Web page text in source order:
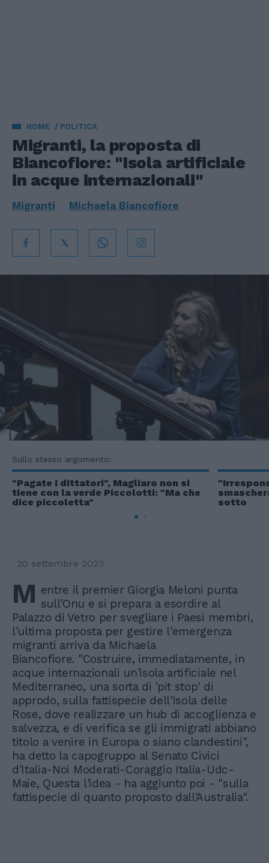
HOME POLITICA
Migranti, la proposta di
Biancofiore: "Isola artificiale
in acque internazionali"
Migranti Michaela Biancofiore
Sullo stesso argomento:
"Pagate i dittatori", Magliaro non si
tiene con la verde Piccolotti: "Ma che
dice piccoletta"
sotto
20 settembre 2023
M entre il premier Giorgia Meloni punta
sull'Onu e si prepara a esordire al
Palazzo di Vetro per svegliare i Paesi membri,
l'ultima proposta per gestire l'emergenza
migranti arriva da Michaela
Biancofiore. "Costruire, immediatamente, in
acque internazionali un'isola artificiale nel
Mediterraneo, una sorta di 'pit stop' di
approdo, sulla fattispecie dell'Isola delle
Rose, dove realizzare un hub di accoglienza e
salvezza, e di verifica se gli immigrati abbiano
titolo a venire in Europa o siano clandestini",
ha detto la capogruppo al Senato Civici
d'Italia-Noi Moderati-Coraggio Italia-Udc-
Maie, Questa l'idea - ha aggiunto poi - "sulla
fattispecie di quanto proposto dall'Australia".